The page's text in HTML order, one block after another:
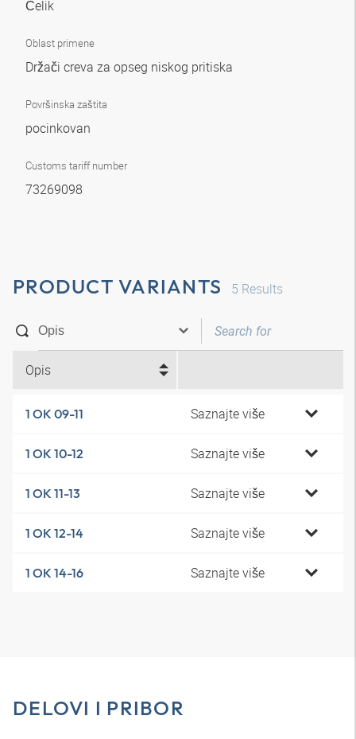
Čelik
Oblast primene
Držači creva za opseg niskog pritiska
Površinska zaštita
pocinkovan
Customs tariff number
73269098
PRODUCT VARIANTS 5 Results
Opis
1 OK 09-11 Saznajte više
1 OK 10-12 Saznajte više
1 OK 11-13 Saznajte više
1 OK 12-14 Saznajte više
1 OK 14-16 Saznajte više
DELOVI I PRIBOR